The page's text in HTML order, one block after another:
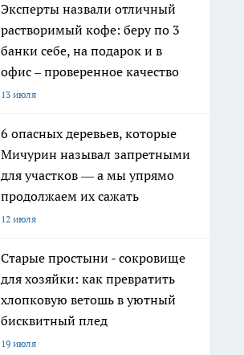
Эксперты назвали отличный
растворимый кофе: беру по 3
банки себе, на подарок и в
офис – проверенное качество
13 июля
6 опасных деревьев, которые
Мичурин называл запретными
для участков — а мы упрямо
продолжаем их сажать
12 июля
Старые простыни - сокровище
для хозяйки: как превратить
хлопковую ветошь в уютный
бисквитный плед
19 июля